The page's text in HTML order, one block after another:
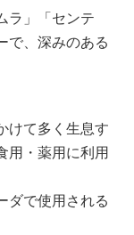
ラ」「センテ
で、深みのある
けて多く生息す
用・薬用に利用
ダで使用される